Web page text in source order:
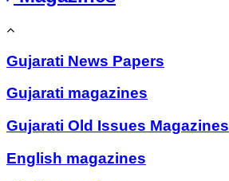
Gujarati News Papers
Gujarati magazines
Gujarati Old Issues Magazines
English magazines